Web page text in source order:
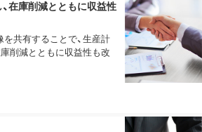
在庫削減とともに収益性
共有することで、生産計
削減とともに収益性も改